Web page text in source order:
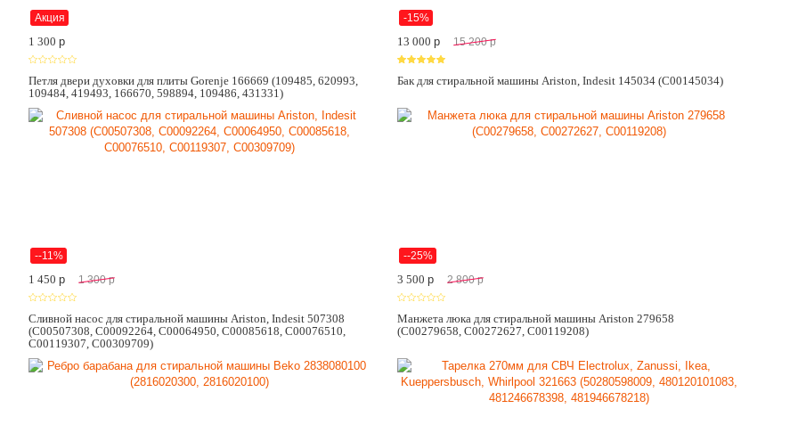
Акция
1 300 p
Петля двери духовки для плиты Gorenje 166669 (109485, 620993,
109484, 419493, 166670, 598894, 109486, 431331)
-15%
13 000p 15 200 p
Бак для стиральной машины Ariston, Indesit 145034 (C00145034)
--11%
1 450 p 1 300 p
Сливной насос для стиральной машины Ariston, Indesit 507308
(C00507308, C00092264, C00064950, C00085618, C00076510,
C00119307, C00309709)
--25%
3 500p 2 800 p
Манжета люка для стиральной машины Ariston 279658
(C00279658, C00272627, C00119208)